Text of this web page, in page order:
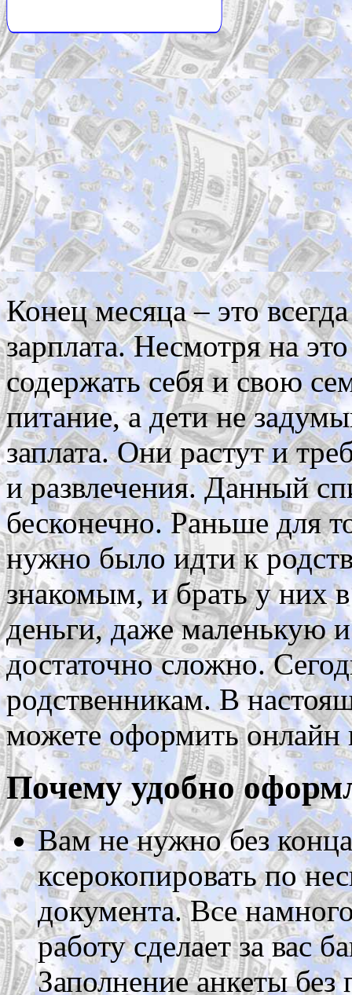
Конец месяца – это
зарплата. Несмотря на
содержать себя и свою
питание, а дети не
заплата. Они растут и
и развлечения. Данный
бесконечно. Раньше для
нужно было идти к
знакомым, и брать у них
деньги, даже маленькую
достаточно сложно.
родственникам. В
можете оформить онлайн
Почему удобно
Вам не нужно без
ксерокопировать по
документа. Все
работу сделает за вас
Заполнение анкеты